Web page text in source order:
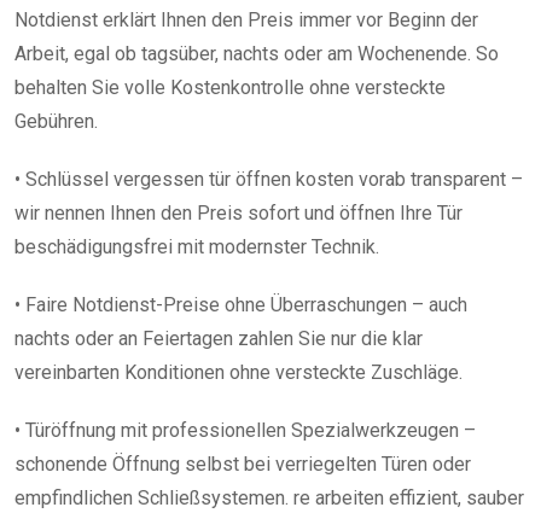
Notdienst erklärt Ihnen den Preis immer vor Beginn der
Arbeit, egal ob tagsüber, nachts oder am Wochenende. So
behalten Sie volle Kostenkontrolle ohne versteckte
Gebühren.
• Schlüssel vergessen tür öffnen kosten vorab transparent –
wir nennen Ihnen den Preis sofort und öffnen Ihre Tür
beschädigungsfrei mit modernster Technik.
• Faire Notdienst-Preise ohne Überraschungen – auch
nachts oder an Feiertagen zahlen Sie nur die klar
vereinbarten Konditionen ohne versteckte Zuschläge.
• Türöffnung mit professionellen Spezialwerkzeugen –
schonende Öffnung selbst bei verriegelten Türen oder
empfindlichen Schließsystemen. re arbeiten effizient, sauber